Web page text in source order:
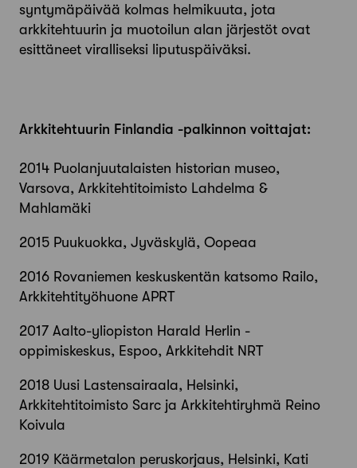
syntymäpäivää kolmas helmi­kuuta, jota
arkkitehtuurin ja muotoilun alan järjestöt ovat
esittäneet viralliseksi liputuspäiväksi.
Arkkitehtuurin Finlandia -palkinnon voittajat:
2014 Puolanjuutalaisten historian museo,
Varsova, Arkkitehtitoimisto Lahdelma &
Mahlamäki
2015 Puukuokka, Jyväskylä, Oopeaa
2016 Rovaniemen keskuskentän katsomo Railo,
Arkkitehtityöhuone APRT
2017 Aalto-yliopiston Harald Herlin -
oppimiskeskus, Espoo, Arkkitehdit NRT
2018 Uusi Lastensairaala, Helsinki,
Arkkitehtitoimisto Sarc ja Arkkitehtiryhmä Reino
Koivula
2019 Käärmetalon peruskorjaus, Helsinki, Kati